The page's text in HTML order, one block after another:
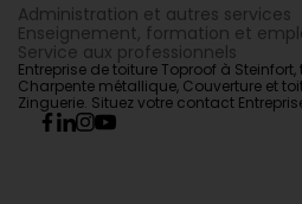
Administration et autres services
Enseignement, formation et
Service aux professionnels
Entreprise de toiture Toproof à
Charpente métallique, Couverture et
Zinguerie. Situez votre contact